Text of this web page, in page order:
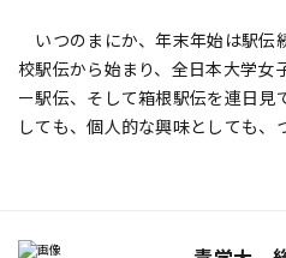
いつのまにか、年末年始は駅伝
校駅伝から始まり、全日本大学女
ー駅伝、そして箱根駅伝を連日見
しても、個人的な興味としても